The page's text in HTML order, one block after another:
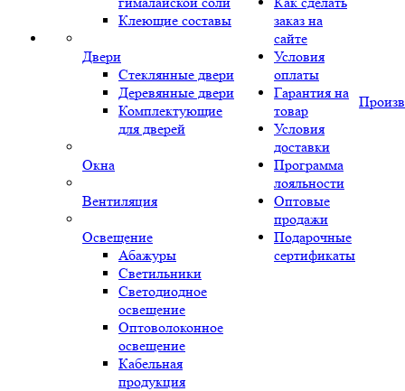
Клеющие составы
Двери
Стеклянные двери
Деревянные двери
Комплектующие
для дверей
Окна
Вентиляция
Освещение
Абажуры
Светильники
Светодиодное
освещение
Оптоволоконное
освещение
Кабельная
продукция
заказ на
сайте
Условия
оплаты
Гарантия на
товар
Условия
доставки
Программа
лояльности
Оптовые
продажи
Подарочные
сертификаты